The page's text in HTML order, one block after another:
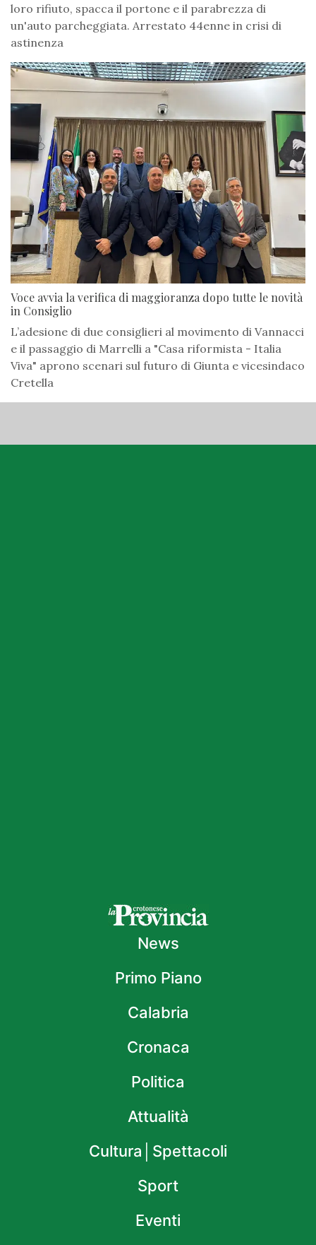
loro rifiuto, spacca il portone e il parabrezza di
un'auto parcheggiata. Arrestato 44enne in crisi di
astinenza
Voce avvia la verifica di maggioranza dopo tutte le novità
in Consiglio
L’adesione di due consiglieri al movimento di Vannacci
e il passaggio di Marrelli a "Casa riformista - Italia
Viva" aprono scenari sul futuro di Giunta e vicesindaco
Cretella
News
Primo Piano
Calabria
Cronaca
Politica
Attualità
Cultura│Spettacoli
Sport
Eventi